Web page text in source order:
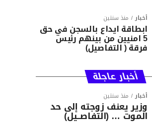
أخبار منذ سنتين
ابطاقة ايداع بالسجن في حق
5 امنيين من بينهم رئيس
فرقة ( التفاصيل)
أخبار عاجلة
أخبار منذ سنتين
وزير يعنف زوجته إلى حد
الموت … (التفاصــيل)